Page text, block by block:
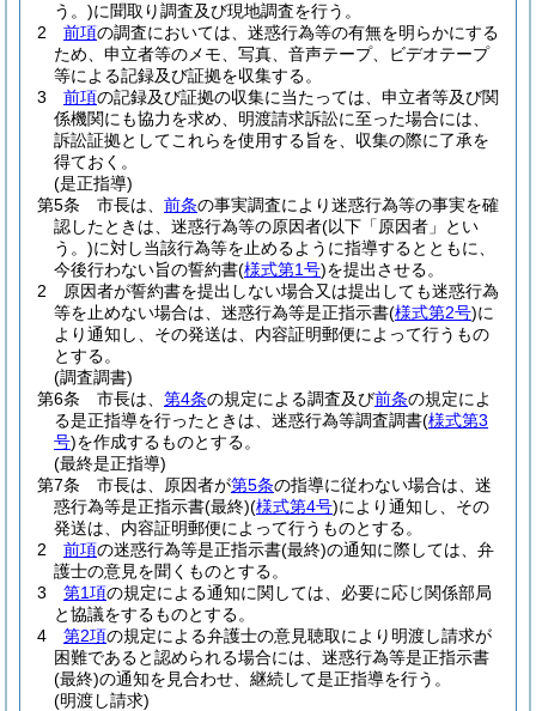
う。)に聞取り調査及び現地調査を行う。
2
前項の調査においては、迷惑行為等の有無を明らかにする
ため、申立者等のメモ、写真、音声テープ、ビデオテープ
等による記録及び証拠を収集する。
3
前項の記録及び証拠の収集に当たっては、申立者等及び関
係機関にも協力を求め、明渡請求訴訟に至った場合には、
訴訟証拠としてこれらを使用する旨を、収集の際に了承を
得ておく。
(是正指導)
第5条
市長は、 前条の事実調査により迷惑行為等の事実を確
認したときは、迷惑行為等の原因者(以下「原因者」とい
う。)に対し当該行為等を止めるように指導するとともに、
今後行わない旨の誓約書(様式第1号)を提出させる。
2
原因者が誓約書を提出しない場合又は提出しても迷惑行為
等を止めない場合は、迷惑行為等是正指示書(様式第2号)に
より通知し、その発送は、内容証明郵便によって行うもの
とする。
(調査調書)
第6条
市長は、 第4条の規定による調査及び前条の規定によ
る是正指導を行ったときは、迷惑行為等調査調書(様式第3
号)を作成するものとする。
(最終是正指導)
第7条
市長は、原因者が第5条の指導に従わない場合は、迷
惑行為等是正指示書(最終)(様式第4号)により通知し、その
発送は、内容証明郵便によって行うものとする。
2
前項の迷惑行為等是正指示書(最終)の通知に際しては、弁
護士の意見を聞くものとする。
3
第1項の規定による通知に関しては、必要に応じ関係部局
と協議をするものとする。
4
第2項の規定による弁護士の意見聴取により明渡し請求が
困難であると認められる場合には、迷惑行為等是正指示書
(最終)の通知を見合わせ、継続して是正指導を行う。
(明渡し請求)